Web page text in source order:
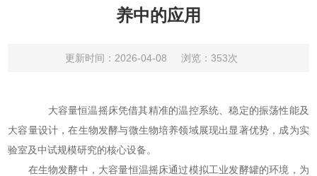
养中的应用
更新时间：2026-04-08 浏览：353次
大容量恒温摇床凭借其精准的温控系统、稳定的振荡性能及
大容量设计，在生物发酵与微生物培养领域展现出显著优势，成为实
验室及中试规模研究的核心设备。
在生物发酵中，大容量恒温摇床通过模拟工业发酵罐的环境，为